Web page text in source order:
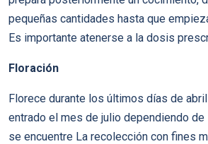
pequeñas cantidades hasta que
Es importante atenerse a la dosis
Floración
Florece durante los últimos días de
entrado el mes de julio dependiendo de
se encuentre La recolección con fines